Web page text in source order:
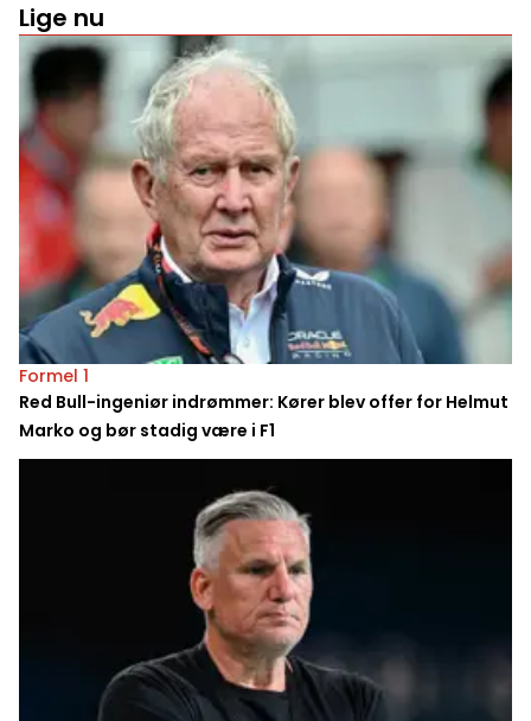
Lige nu
Formel 1
Red Bull-ingeniør indrømmer: Kører blev offer for Helmut
Marko og bør stadig være i F1